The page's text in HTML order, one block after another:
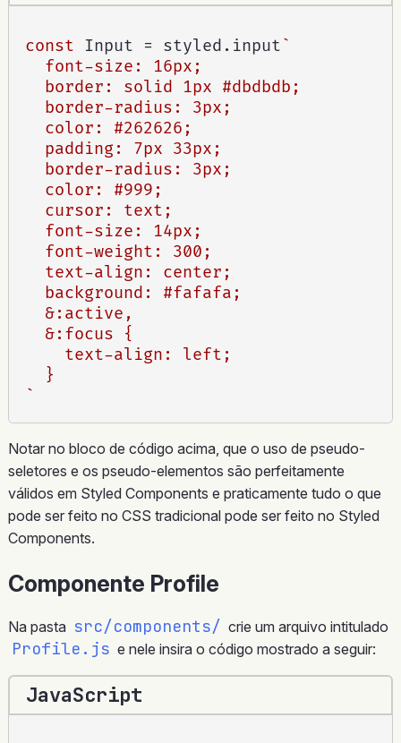
const Input = styled . input`
  font-size: 16px;
  border: solid 1px #dbdbdb;
  border-radius: 3px;
  color: #262626;
  padding: 7px 33px;
  border-radius: 3px;
  color: #999;
  cursor: text;
  font-size: 14px;
  font-weight: 300;
  text-align: center;
  background: #fafafa;
  &:active,
  &:focus {
    text-align: left;
  }
`
Notar no bloco de código acima, que o uso de pseudo-
seletores e os pseudo-elementos são perfeitamente
válidos em Styled Components e praticamente tudo o que
pode ser feito no CSS tradicional pode ser feito no Styled
Components.
Componente Profile
Na pasta src/components/ crie um arquivo intitulado
Profile.js e nele insira o código mostrado a seguir:
JavaScript